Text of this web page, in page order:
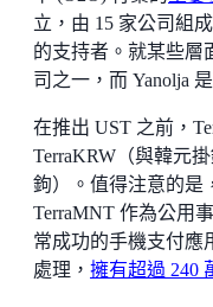
立，由 15 家公司組
的支持者。就某些層
司之一，而 Yanolja
在推出 UST 之前，
TerraKRW（與韓元
鉤）。值得注意的是
TerraMNT 作為公用
常成功的手機支付應
處理， 擁有超過 240